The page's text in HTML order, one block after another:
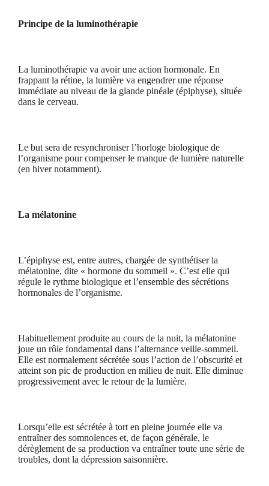
Principe de la luminothérapie
La luminothérapie va avoir une action hormonale. En
frappant la rétine, la lumière va engendrer une réponse
immédiate au niveau de la glande pinéale (épiphyse), située
dans le cerveau.
Le but sera de resynchroniser l’horloge biologique de
l’organisme pour compenser le manque de lumière naturelle
(en hiver notamment).
La mélatonine
L’épiphyse est, entre autres, chargée de synthétiser la
mélatonine, dite « hormone du sommeil ». C’est elle qui
régule le rythme biologique et l’ensemble des sécrétions
hormonales de l’organisme.
Habituellement produite au cours de la nuit, la mélatonine
joue un rôle fondamental dans l’alternance veille-sommeil.
Elle est normalement sécrétée sous l’action de l’obscurité et
atteint son pic de production en milieu de nuit. Elle diminue
progressivement avec le retour de la lumière.
Lorsqu’elle est sécrétée à tort en pleine journée elle va
entraîner des somnolences et, de façon générale, le
dérèglement de sa production va entraîner toute une série de
troubles, dont la dépression saisonnière.